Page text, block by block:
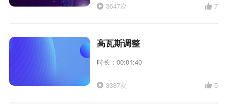
3647次 7
高瓦斯调整
时长：00:01:40
3387次 5